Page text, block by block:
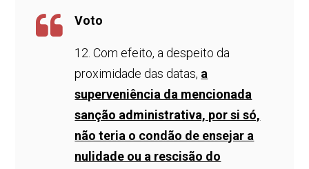
Voto
12. Com efeito, a despeito da
proximidade das datas, a
superveniência da mencionada
sanção administrativa, por si só,
não teria o condão de ensejar a
nulidade ou a rescisão do